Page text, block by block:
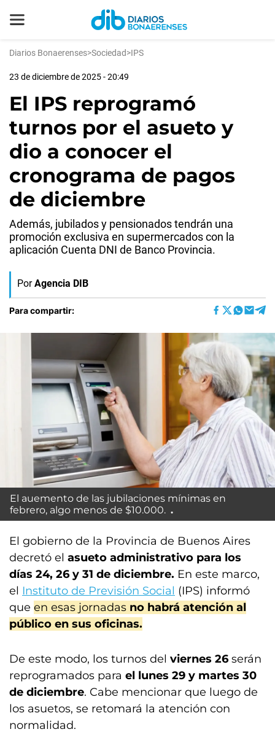
Diarios Bonaerenses>Sociedad>IPS
23 de diciembre de 2025 - 20:49
El IPS reprogramó
turnos por el asueto y
dio a conocer el
cronograma de pagos
de diciembre
Además, jubilados y pensionados tendrán una
promoción exclusiva en supermercados con la
aplicación Cuenta DNI de Banco Provincia.
Por Agencia DIB
Para compartir:
El auemento de las jubilaciones mínimas en
febrero, algo menos de $10.000.
El gobierno de la Provincia de Buenos Aires
decretó el asueto administrativo para los
días 24, 26 y 31 de diciembre. En este marco,
el Instituto de Previsión Social (IPS) informó
que en esas jornadas no habrá atención al
público en sus oficinas.
De este modo, los turnos del viernes 26 serán
reprogramados para el lunes 29 y martes 30
de diciembre. Cabe mencionar que luego de
los asuetos, se retomará la atención con
normalidad.